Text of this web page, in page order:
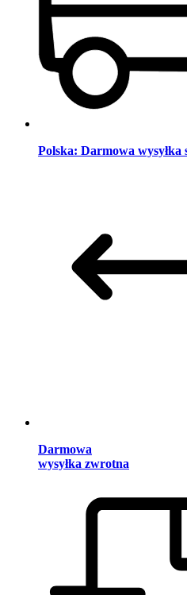
Polska: Darmowa wysyłka
Darmowa
wysyłka zwrotna